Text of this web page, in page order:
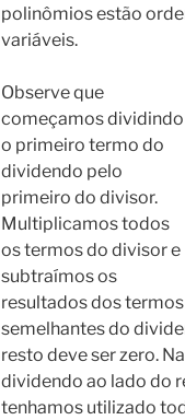
polinômios estão
variáveis.
Observe que
começamos dividindo
o primeiro termo do
dividendo pelo
primeiro do divisor.
Multiplicamos todos
os termos do divisor e
subtraímos os
resultados dos termos
semelhantes do
resto deve ser zero.
dividendo ao lado do
tenhamos utilizado